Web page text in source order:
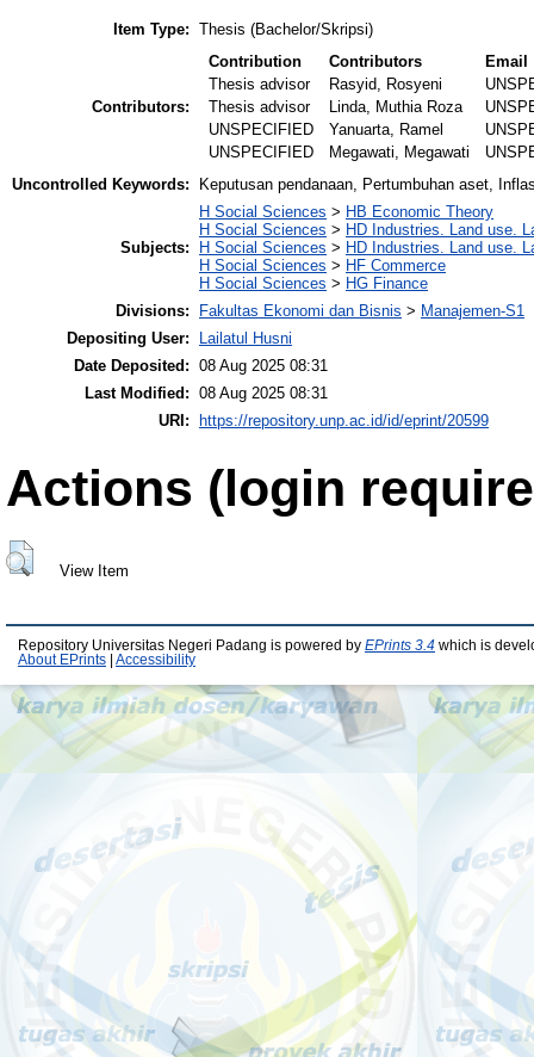
Item Type: Thesis (Bachelor/Skripsi)
Contributors:
Contribution Contributors
Email
Thesis advisor
Rasyid, Rosyeni
Thesis advisor
Linda, Muthia Roza
UNSPECIFIED
Yanuarta, Ramel
UNSPECIFIED
Megawati, Megawati
Uncontrolled Keywords:
Keputusan pendanaan, Pertumbuhan aset,
Subjects:
H Social Sciences > HB Economic Theory
H Social Sciences > HD Industries. Land use.
H Social Sciences > HD Industries. Land use.
H Social Sciences > HF Commerce
H Social Sciences > HG Finance
Divisions:
Fakultas Ekonomi dan Bisnis > Manajemen-S1
Depositing User:
Lailatul Husni
Date Deposited: 08 Aug 2025 08:31
Last Modified: 08 Aug 2025 08:31
URI:
https://repository.unp.ac.id/id/eprint/20599
Actions (login
View Item
Repository Universitas Negeri Padang is powered by EPrints 3.4 which is
About EPrints
Accessibility